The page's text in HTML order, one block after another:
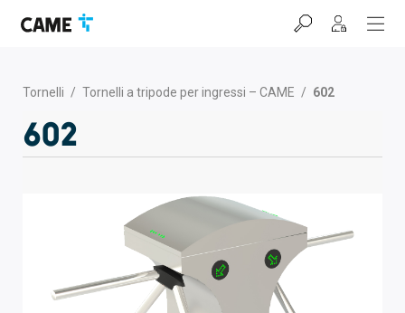
navigazione
Tornelli / Tornelli a tripode per ingressi – CAME / 602
602